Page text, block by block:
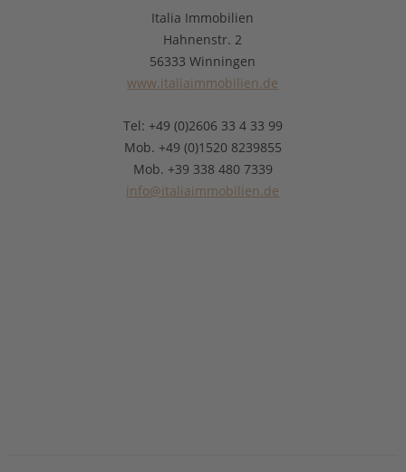
Italia Immobilien
Hahnenstr. 2
56333 Winningen
www.italiaimmobilien.de
Tel: +49 (0)2606 33 4 33 99
Mob. +49 (0)1520 8239855
Mob. +39 338 480 7339
info@italiaimmobilien.de